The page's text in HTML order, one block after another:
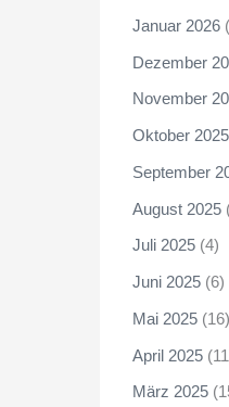
Januar 2026
Dezember
November
Oktober 2025
September
August 2025
Juli 2025 (4)
Juni 2025 (6)
Mai 2025 (16)
April 2025
März 2025